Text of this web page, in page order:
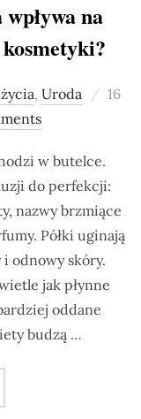
na
, Uroda
16
w butelce.
do perfekcji:
nazwy brzmiące
Półki uginają
odnowy skóry.
jak płynne
oddane
budzą …